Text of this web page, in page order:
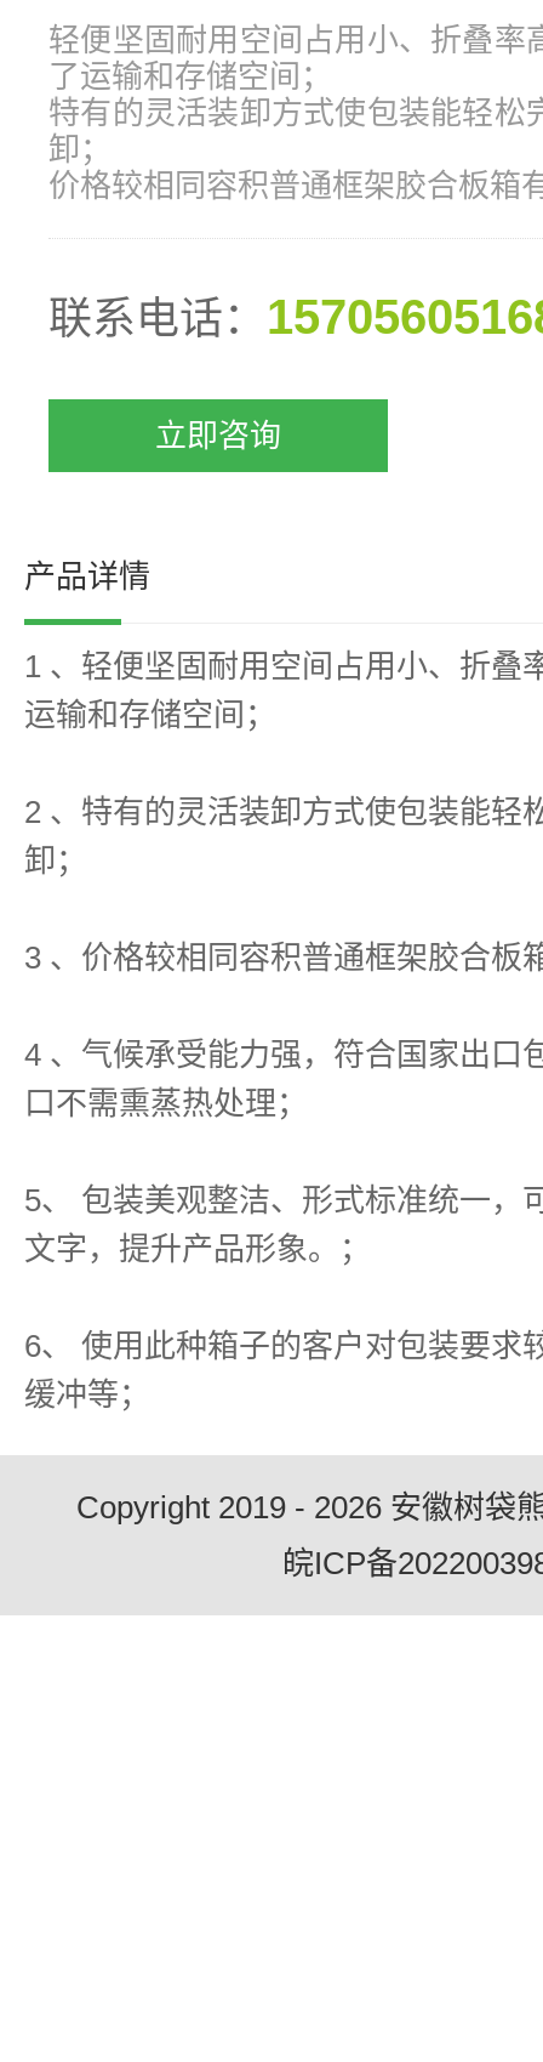
轻便坚固耐用空间占用小、折叠率
了运输和存储空间；
特有的灵活装卸方式使包装能轻松
卸；
价格较相同容积普通框架胶合板箱
联系电话：
立即咨询
产品详情
1 、轻便坚固耐用空间占用小、折叠
运输和存储空间；
2 、特有的灵活装卸方式使包装能轻
卸；
3 、价格较相同容积普通框架胶合板
4 、气候承受能力强，符合国家出口
口不需熏蒸热处理；
5、 包装美观整洁、形式标准统一，
文字，提升产品形象。；
6、 使用此种箱子的客户对包装要求
缓冲等；
Copyright 2019 - 2026 安徽树袋
皖ICP备